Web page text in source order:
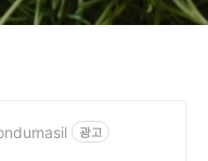
광고